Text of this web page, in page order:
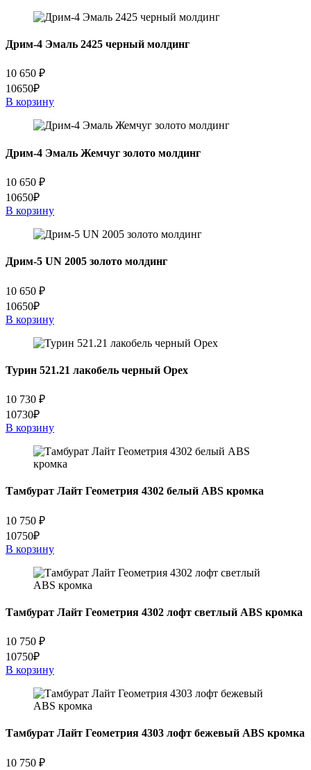
Дрим-4 Эмаль 2425 черный молдинг
10 650 ₽
10650₽
В корзину
Дрим-4 Эмаль Жемчуг золото молдинг
10 650 ₽
10650₽
В корзину
Дрим-5 UN 2005 золото молдинг
10 650 ₽
10650₽
В корзину
Турин 521.21 лакобель черный Орех
10 730 ₽
10730₽
В корзину
Тамбурат Лайт Геометрия 4302 белый ABS кромка
10 750 ₽
10750₽
В корзину
Тамбурат Лайт Геометрия 4302 лофт светлый ABS кромка
10 750 ₽
10750₽
В корзину
Тамбурат Лайт Геометрия 4303 лофт бежевый ABS кромка
10 750 ₽